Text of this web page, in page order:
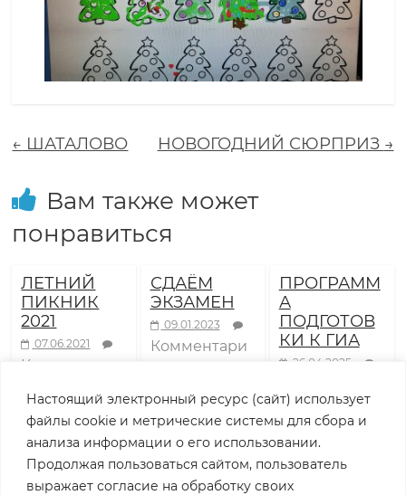
Настоящий электронный ресурс (сайт) использует
файлы cookie и метрические системы для сбора и
анализа информации о его использовании.
Продолжая пользоваться сайтом, пользователь
выражает согласие на обработку своих
ш
о
л
а
з
а
в
т
р
← ШАТАЛОВО НОВОГОДНИЙ СЮРПРИЗ →
Вам также может
понравиться
ЛЕТНИЙ
ПИКНИК
2021
07.06.2021
Комментари
ЛЕТНИЙ
ПИКНИК 2021
отключены
СДАЁМ
ЭКЗАМЕН
09.01.2023
Комментари
СДАЁМ
ЭКЗАМЕН
отключены
ПРОГРАММ
А
ПОДГОТОВ
КИ К ГИА
26.04.2025
ик записи
ПРОГРАММА
ПОДГОТОВК
И К ГИА